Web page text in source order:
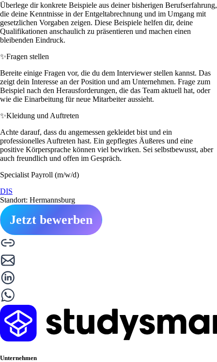
Überlege dir konkrete Beispiele aus deiner bisherigen Berufserfahrung,
die deine Kenntnisse in der Entgeltabrechnung und im Umgang mit
gesetzlichen Vorgaben zeigen. Diese Beispiele helfen dir, deine
Qualifikationen anschaulich zu präsentieren und machen einen
bleibenden Eindruck.
✨Fragen stellen
Bereite einige Fragen vor, die du dem Interviewer stellen kannst. Das
zeigt dein Interesse an der Position und am Unternehmen. Frage zum
Beispiel nach den Herausforderungen, die das Team aktuell hat, oder
wie die Einarbeitung für neue Mitarbeiter aussieht.
✨Kleidung und Auftreten
Achte darauf, dass du angemessen gekleidet bist und ein
professionelles Auftreten hast. Ein gepflegtes Äußeres und eine
positive Körpersprache können viel bewirken. Sei selbstbewusst, aber
auch freundlich und offen im Gespräch.
Specialist Payroll (m/w/d)
DIS
Standort: Hermannsburg
Jetzt bewerben
Unternehmen